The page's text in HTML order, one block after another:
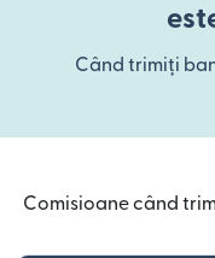
Când trimiți
Comisioane când